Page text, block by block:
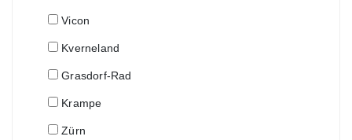
Vicon
Kverneland
Grasdorf-Rad
Krampe
Zürn